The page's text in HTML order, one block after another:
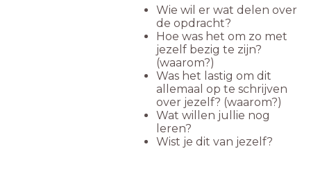
Wie wil er wat delen over
de opdracht?
Hoe was het om zo met
jezelf bezig te zijn?
(waarom?)
Was het lastig om dit
allemaal op te schrijven
over jezelf? (waarom?)
Wat willen jullie nog
leren?
Wist je dit van jezelf?